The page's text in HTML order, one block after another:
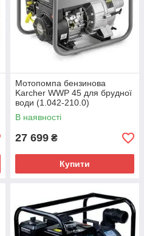
Мотопомпа бензинова
Karcher WWP 45 для брудної
води (1.042-210.0)
В наявності
27 699 ₴
Купити